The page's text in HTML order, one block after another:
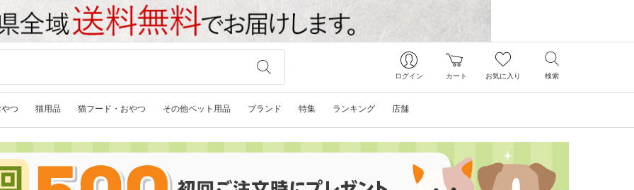
ログイン カート お気に入り 検索
つ 猫用品 猫フード・おやつ その他ペット用品 ブランド 特集 ランキング 店舗